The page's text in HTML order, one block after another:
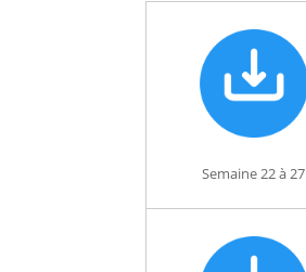
Semaine 22 à 27